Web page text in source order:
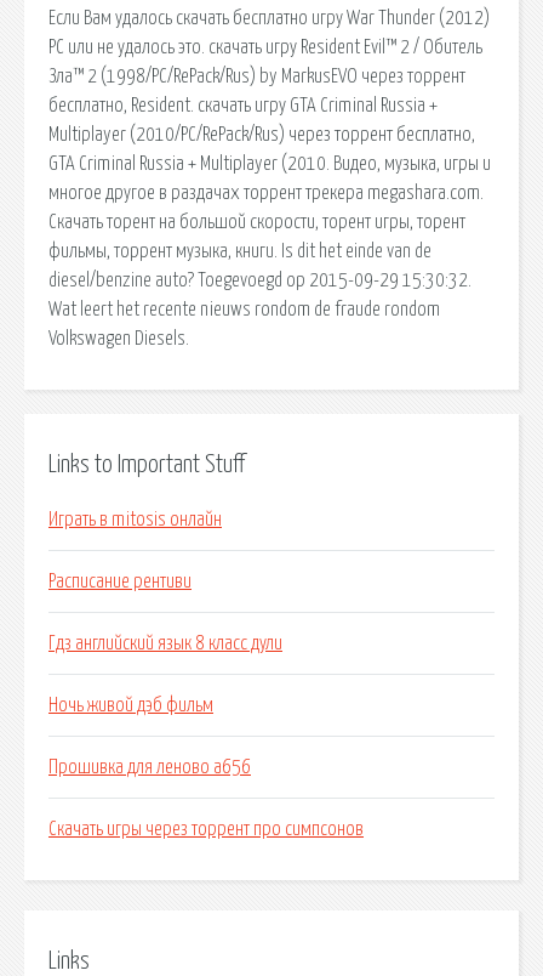
Если Вам удалось скачать бесплатно игру War Thunder (2012)
PC или не удалось это. скачать игру Resident Evil™ 2 / Обитель
Зла™ 2 (1998/PC/RePack/Rus) by MarkusEVO через торрент
бесплатно, Resident. скачать игру GTA Criminal Russia +
Multiplayer (2010/PC/RePack/Rus) через торрент бесплатно,
GTA Criminal Russia + Multiplayer (2010. Видео, музыка, игры и
многое другое в раздачах торрент трекера megashara.com.
Скачать торент на большой скорости, торент игры, торент
фильмы, торрент музыка, книги. Is dit het einde van de
diesel/benzine auto? Toegevoegd op 2015-09-29 15:30:32.
Wat leert het recente nieuws rondom de fraude rondom
Volkswagen Diesels.
Links to Important Stuff
Играть в mitosis онлайн
Расписание рентиви
Гдз английский язык 8 класс дули
Ночь живой дэб фильм
Прошивка для леново а656
Скачать игры через торрент про симпсонов
Links